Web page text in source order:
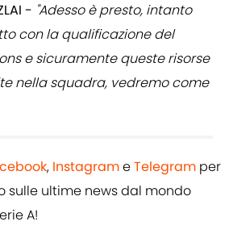
- "Adesso è presto, intanto
con la qualificazione del
e sicuramente queste risorse
nella squadra, vedremo come
, InstagrameTelegram per
sulle ultime news dal mondo
A!